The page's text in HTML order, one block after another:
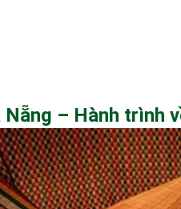
– Hành trình